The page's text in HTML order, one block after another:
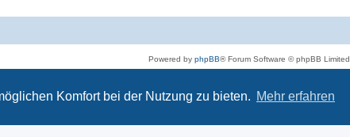
Komfort bei der Nutzung zu bieten. Mehr erfahren
Powered by phpBB® Forum Software © phpBB Limited